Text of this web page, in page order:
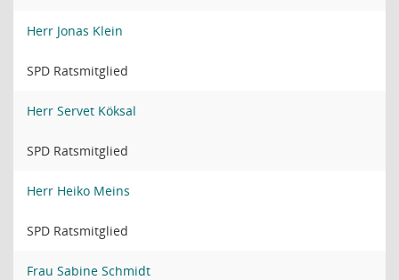
Herr Jonas Klein
SPD Ratsmitglied
Herr Servet Köksal
SPD Ratsmitglied
Herr Heiko Meins
SPD Ratsmitglied
Frau Sabine Schmidt